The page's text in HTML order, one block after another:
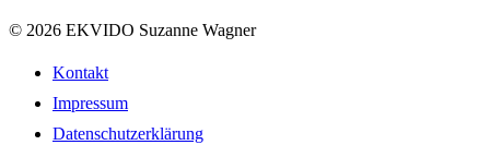
© 2026 EKVIDO Suzanne Wagner
Kontakt
Impressum
Datenschutzerklärung